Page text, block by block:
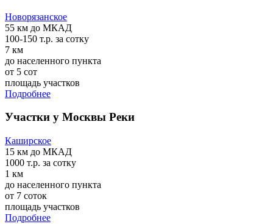
Новорязанское
55 км до МКАД
100-150 т.р. за сотку
7 км
до населенного пункта
от 5 сот
площадь участков
Подробнее
Участки у Москвы Реки
Каширское
15 км до МКАД
1000 т.р. за сотку
1 км
до населенного пункта
от 7 соток
площадь участков
Подробнее